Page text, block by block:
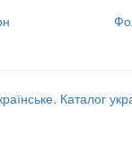
Каталог